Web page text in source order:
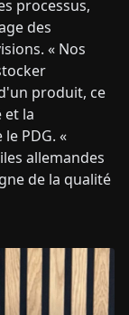
processus,
des
« Nos
produit, ce
et la
PDG. «
allemandes
de la qualité